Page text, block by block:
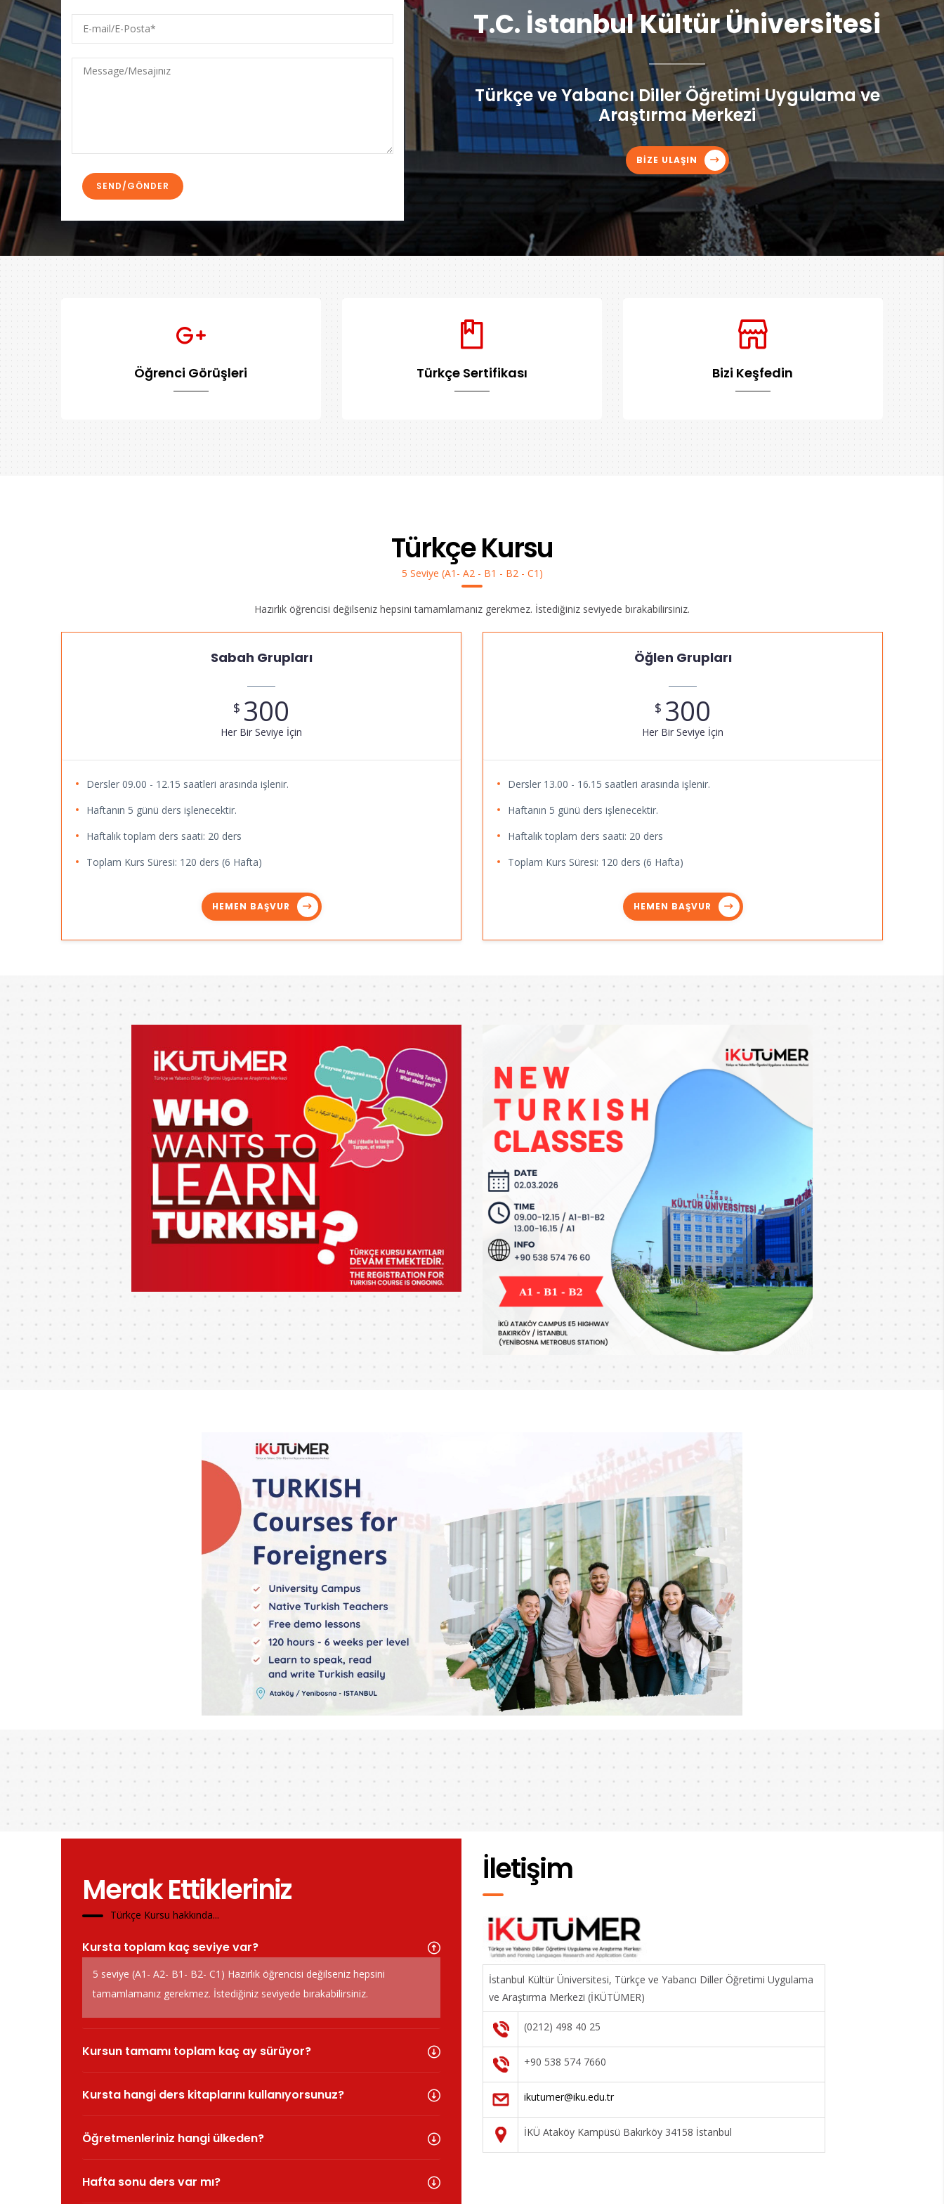
mail/E-
Posta
Message/Mesajınız
T.C. İstanbul Kültür Üniversitesi
Türkçe ve Yabancı Diller Öğretimi Uygulama ve
Araştırma Merkezi
BİZE ULAŞIN
Öğrenci Görüşleri Türkçe Sertifikası Bizi Keşfedin
Türkçe Kursu
5 Seviye (A1- A2 - B1 - B2 - C1)
Hazırlık öğrencisi değilseniz hepsini tamamlamanız gerekmez. İstediğiniz seviyede bırakabilirsiniz.
Sabah Grupları
$ 300
Her Bir Seviye İçin
Dersler 09.00 - 12.15 saatleri arasında işlenir.
Haftanın 5 günü ders işlenecektir.
Haftalık toplam ders saati: 20 ders
Toplam Kurs Süresi: 120 ders (6 Hafta)
HEMEN BAŞVUR
Öğlen Grupları
$ 300
Her Bir Seviye İçin
Dersler 13.00 - 16.15 saatleri arasında işlenir.
Haftanın 5 günü ders işlenecektir.
Haftalık toplam ders saati: 20 ders
Toplam Kurs Süresi: 120 ders (6 Hafta)
HEMEN BAŞVUR
Merak Ettikleriniz
Türkçe Kursu hakkında...
Kursta toplam kaç seviye var?
5 seviye (A1- A2- B1- B2- C1) Hazırlık öğrencisi değilseniz hepsini
tamamlamanız gerekmez. İstediğiniz seviyede bırakabilirsiniz.
Kursun tamamı toplam kaç ay sürüyor?
Kursta hangi ders kitaplarını kullanıyorsunuz?
Öğretmenleriniz hangi ülkeden?
Hafta sonu ders var mı?
İletişim
İstanbul Kültür Üniversitesi, Türkçe ve Yabancı Diller Öğretimi Uygulama
ve Araştırma Merkezi (İKÜTÜMER)
(0212) 498 40 25
+90 538 574 7660
ikutumer@iku.edu.tr
İKÜ Ataköy Kampüsü Bakırköy 34158 İstanbul